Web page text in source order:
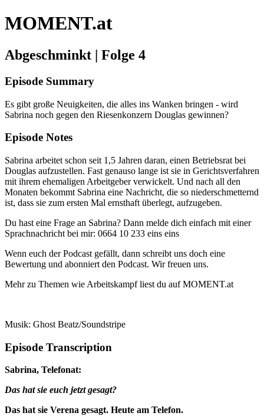
MOMENT.at
Abgeschminkt | Folge 4
Episode Summary
Es gibt große Neuigkeiten, die alles ins Wanken bringen - wird
Sabrina noch gegen den Riesenkonzern Douglas gewinnen?
Episode Notes
Sabrina arbeitet schon seit 1,5 Jahren daran, einen Betriebsrat bei
Douglas aufzustellen. Fast genauso lange ist sie in Gerichtsverfahren
mit ihrem ehemaligen Arbeitgeber verwickelt. Und nach all den
Monaten bekommt Sabrina eine Nachricht, die so niederschmetternd
ist, dass sie zum ersten Mal ernsthaft überlegt, aufzugeben.
Du hast eine Frage an Sabrina? Dann melde dich einfach mit einer
Sprachnachricht bei mir: 0664 10 233 eins eins
Wenn euch der Podcast gefällt, dann schreibt uns doch eine
Bewertung und abonniert den Podcast. Wir freuen uns.
Mehr zu Themen wie Arbeitskampf liest du auf MOMENT.at
Musik: Ghost Beatz/Soundstripe
Episode Transcription
Sabrina, Telefonat:
Das hat sie euch jetzt gesagt?
Das hat sie Verena gesagt. Heute am Telefon.